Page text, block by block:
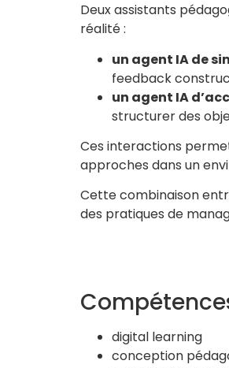
Deux assistants
réalité :
un agent IA de
feedback
un agent IA
structurer des
Ces interactions
approches dans un
Cette combinaison
des pratiques de
digital learning
conception